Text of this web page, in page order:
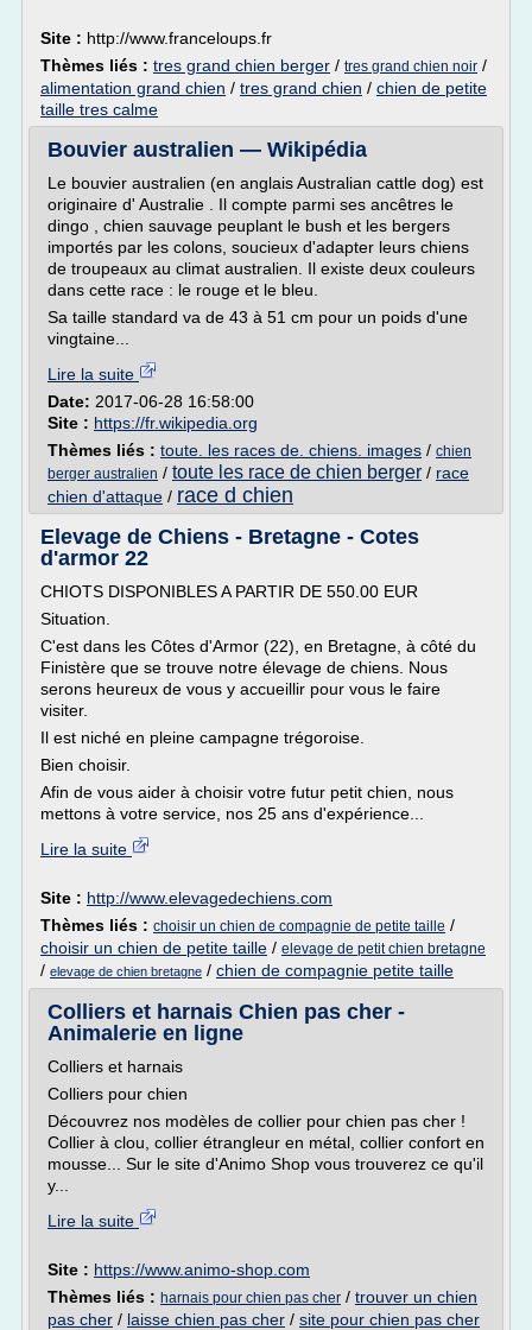
Site : http://www.franceloups.fr
Thèmes liés : tres grand chien berger / tres grand chien noir /
alimentation grand chien / tres grand chien / chien de petite
taille tres calme
Bouvier australien — Wikipédia
Le bouvier australien (en anglais Australian cattle dog) est
originaire d' Australie . Il compte parmi ses ancêtres le
dingo , chien sauvage peuplant le bush et les bergers
importés par les colons, soucieux d'adapter leurs chiens
de troupeaux au climat australien. Il existe deux couleurs
dans cette race : le rouge et le bleu.
Sa taille standard va de 43 à 51 cm pour un poids d'une
vingtaine...
Lire la suite
Date: 2017-06-28 16:58:00
Site : https://fr.wikipedia.org
Thèmes liés : toute. les races de. chiens. images / chien
berger australien / toute les race de chien berger / race
chien d'attaque / race d chien
Elevage de Chiens - Bretagne - Cotes
d'armor 22
CHIOTS DISPONIBLES A PARTIR DE 550.00 EUR
Situation.
C'est dans les Côtes d'Armor (22), en Bretagne, à côté du
Finistère que se trouve notre élevage de chiens. Nous
serons heureux de vous y accueillir pour vous le faire
visiter.
Il est niché en pleine campagne trégoroise.
Bien choisir.
Afin de vous aider à choisir votre futur petit chien, nous
mettons à votre service, nos 25 ans d'expérience...
Lire la suite
Site : http://www.elevagedechiens.com
Thèmes liés : choisir un chien de compagnie de petite taille /
choisir un chien de petite taille / elevage de petit chien bretagne
/ elevage de chien bretagne / chien de compagnie petite taille
Colliers et harnais Chien pas cher -
Animalerie en ligne
Colliers et harnais
Colliers pour chien
Découvrez nos modèles de collier pour chien pas cher !
Collier à clou, collier étrangleur en métal, collier confort en
mousse... Sur le site d'Animo Shop vous trouverez ce qu'il
y...
Lire la suite
Site : https://www.animo-shop.com
Thèmes liés : harnais pour chien pas cher / trouver un chien
pas cher / laisse chien pas cher / site pour chien pas cher